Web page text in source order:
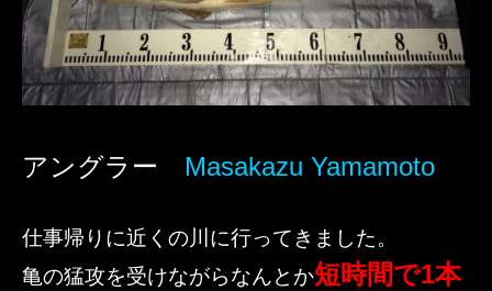
アングラー Masakazu Yamamoto
仕事帰りに近くの川に行ってきました。
亀の猛攻を受けながらなんとか短時間で1本